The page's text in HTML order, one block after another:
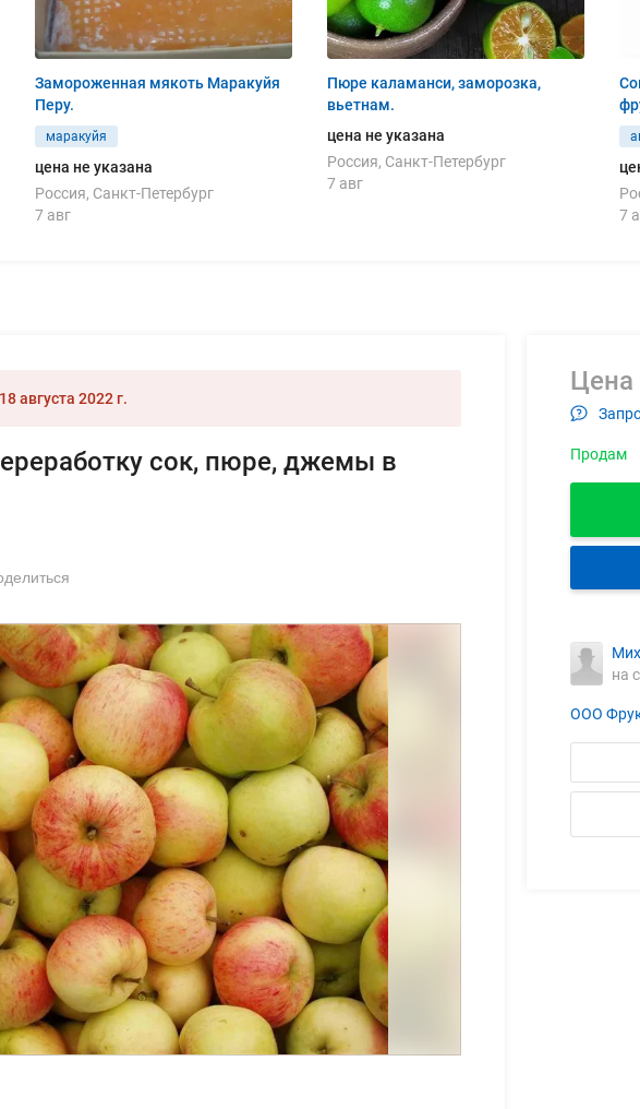
Замороженная мякоть Маракуйя
Перу.
маракуйя
цена не указана
Россия, Санкт-Петербург
7 авг
Пюре каламанси, заморозка,
вьетнам.
цена не указана
Россия, Санкт-Петербург
7 авг
Соки
7
18 августа 2022 г.
сок, пюре, джемы в
Цена
Продам
на
ООО